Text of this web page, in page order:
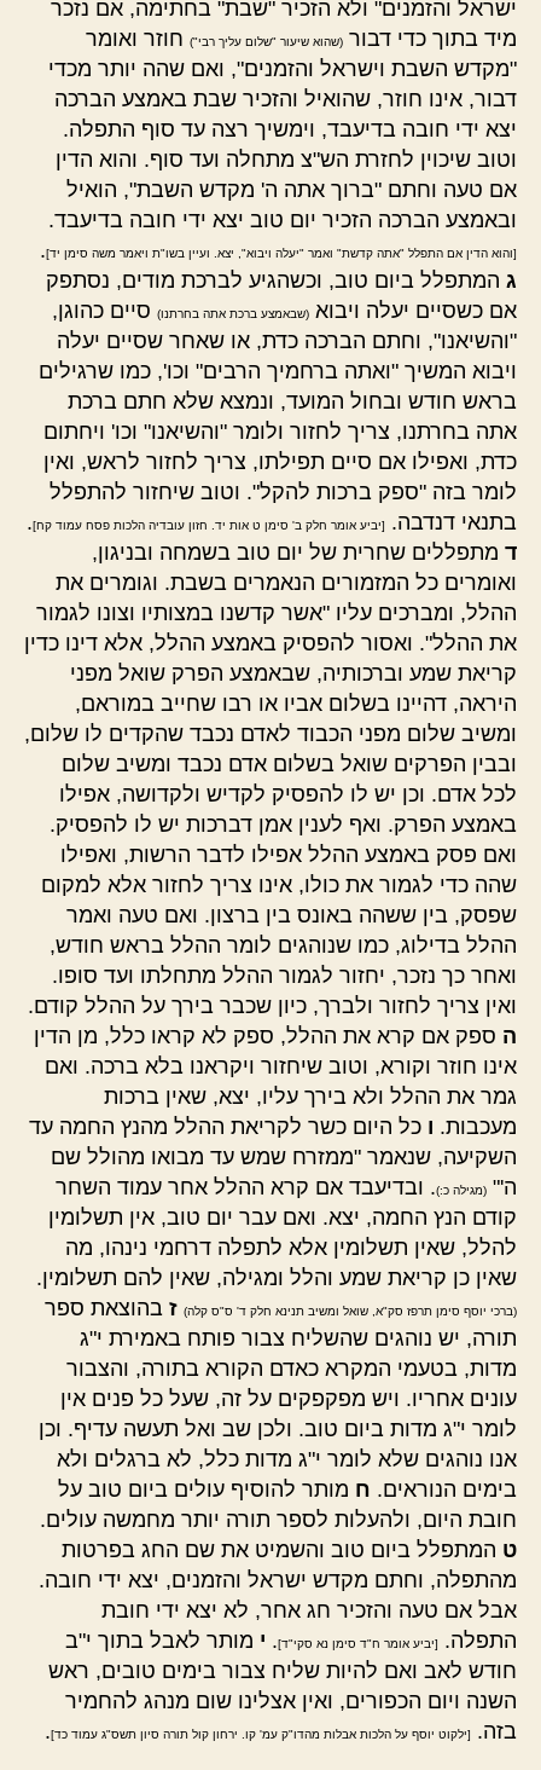
ישראל והזמנים" ולא הזכיר "שבת" בחתימה, אם נזכר
מיד בתוך כדי דבור (שהוא שיעור "שלום עליך רבי") חוזר ואומר
"מקדש השבת וישראל והזמנים", ואם שהה יותר מכדי
דבור, אינו חוזר, שהואיל והזכיר שבת באמצע הברכה
יצא ידי חובה בדיעבד, וימשיך רצה עד סוף התפלה.
וטוב שיכוין לחזרת הש"צ מתחלה ועד סוף. והוא הדין
אם טעה וחתם "ברוך אתה ה' מקדש השבת", הואיל
ובאמצע הברכה הזכיר יום טוב יצא ידי חובה בדיעבד.
[והוא הדין אם התפלל "אתה קדשת" ואמר "יעלה ויבוא", יצא. ועיין בשו"ת ויאמר משה סימן יד].
ג המתפלל ביום טוב, וכשהגיע לברכת מודים, נסתפק
אם כשסיים יעלה ויבוא (שבאמצע ברכת אתה בחרתנו) סיים כהוגן,
"והשיאנו", וחתם הברכה כדת, או שאחר שסיים יעלה
ויבוא המשיך "ואתה ברחמיך הרבים" וכו', כמו שרגילים
בראש חודש ובחול המועד, ונמצא שלא חתם ברכת
אתה בחרתנו, צריך לחזור ולומר "והשיאנו" וכו' ויחתום
כדת, ואפילו אם סיים תפילתו, צריך לחזור לראש, ואין
לומר בזה "ספק ברכות להקל". וטוב שיחזור להתפלל
בתנאי דנדבה.
[יביע אומר חלק ב' סימן ט אות יד. חזון עובדיה הלכות פסח עמוד קח].
ד מתפללים שחרית של יום טוב בשמחה ובניגון,
ואומרים כל המזמורים הנאמרים בשבת. וגומרים את
ההלל, ומברכים עליו "אשר קדשנו במצותיו וצונו לגמור
את ההלל". ואסור להפסיק באמצע ההלל, אלא דינו כדין
קריאת שמע וברכותיה, שבאמצע הפרק שואל מפני
היראה, דהיינו בשלום אביו או רבו שחייב במוראם,
ומשיב שלום מפני הכבוד לאדם נכבד שהקדים לו שלום,
ובבין הפרקים שואל בשלום אדם נכבד ומשיב שלום
לכל אדם. וכן יש לו להפסיק לקדיש ולקדושה, אפילו
באמצע הפרק. ואף לענין אמן דברכות יש לו להפסיק.
ואם פסק באמצע ההלל אפילו לדבר הרשות, ואפילו
שהה כדי לגמור את כולו, אינו צריך לחזור אלא למקום
שפסק, בין ששהה באונס בין ברצון. ואם טעה ואמר
ההלל בדילוג, כמו שנוהגים לומר ההלל בראש חודש,
ואחר כך נזכר, יחזור לגמור ההלל מתחלתו ועד סופו.
ואין צריך לחזור ולברך, כיון שכבר בירך על ההלל קודם.
ה ספק אם קרא את ההלל, ספק לא קראו כלל, מן הדין
אינו חוזר וקורא, וטוב שיחזור ויקראנו בלא ברכה. ואם
גמר את ההלל ולא בירך עליו, יצא, שאין ברכות
מעכבות. ו כל היום כשר לקריאת ההלל מהנץ החמה עד
השקיעה, שנאמר "ממזרח שמש עד מבואו מהולל שם
ה'" (מגילה כ:). ובדיעבד אם קרא ההלל אחר עמוד השחר
קודם הנץ החמה, יצא. ואם עבר יום טוב, אין תשלומין
להלל, שאין תשלומין אלא לתפלה דרחמי נינהו, מה
שאין כן קריאת שמע והלל ומגילה, שאין להם תשלומין.
(ברכי יוסף סימן תרפז סק"א, שואל ומשיב תנינא חלק ד' ס"ס קלה) ז בהוצאת ספר
תורה, יש נוהגים שהשליח צבור פותח באמירת י"ג
מדות, בטעמי המקרא כאדם הקורא בתורה, והצבור
עונים אחריו. ויש מפקפקים על זה, שעל כל פנים אין
לומר י"ג מדות ביום טוב. ולכן שב ואל תעשה עדיף. וכן
אנו נוהגים שלא לומר י"ג מדות כלל, לא ברגלים ולא
בימים הנוראים. ח מותר להוסיף עולים ביום טוב על
חובת היום, ולהעלות לספר תורה יותר מחמשה עולים.
ט המתפלל ביום טוב והשמיט את שם החג בפרטות
מהתפלה, וחתם מקדש ישראל והזמנים, יצא ידי חובה.
אבל אם טעה והזכיר חג אחר, לא יצא ידי חובת
התפלה.
[יביע אומר ח"ד סימן נא סקי"ד]. י מותר לאבל בתוך י"ב
חודש לאב ואם להיות שליח צבור בימים טובים, ראש
השנה ויום הכפורים, ואין אצלינו שום מנהג להחמיר
בזה.
[ילקוט יוסף על הלכות אבלות מהדו"ק עמ' קו. ירחון קול תורה סיון תשס"ג עמוד כד].